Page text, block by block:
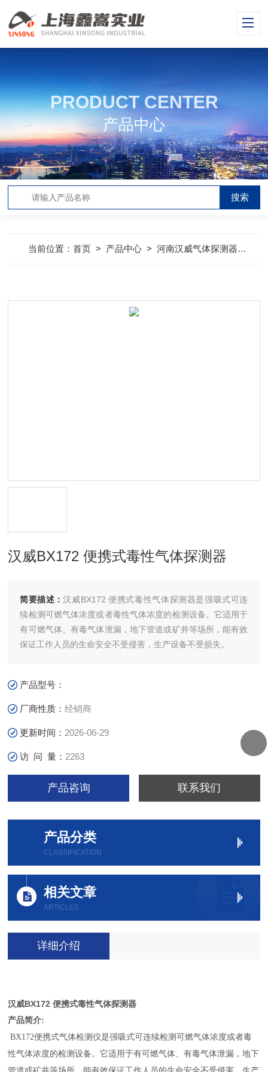
PRODUCT CENTER
产品中心
当前位置：首页 > 产品中心 >河南汉威气体探测器>
汉威BX172 便携式毒性气体探测器
简要描述：汉威BX172 便携式毒性气体探测器是强吸式可连
续检测可燃气体浓度或者毒性气体浓度的检测设备。它适用于
有可燃气体、有毒气体泄漏，地下管道或矿井等场所，能有效
保证工作人员的生命安全不受侵害，生产设备不受损失。
产品型号：
厂商性质：经销商
更新时间： 2026-06-29
访 问 量： 2263
产品咨询 联系我们
产品分类
CLASSIFICATION
相关文章
ARTICLES
详细介绍
汉威BX172 便携式毒性气体探测器
产品简介:
BX172便携式气体检测仪是强吸式可连续检测可燃气体浓度或者毒
性气体浓度的检测设备。它适用于有可燃气体、有毒气体泄漏，地下